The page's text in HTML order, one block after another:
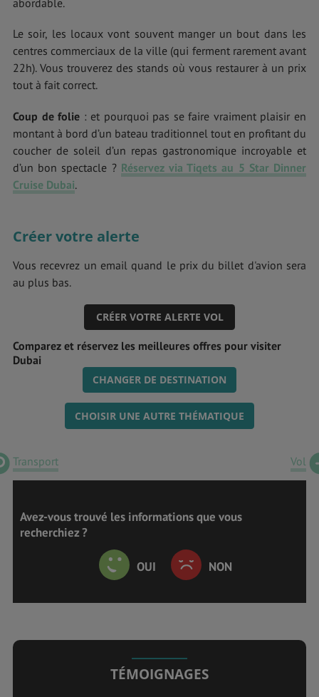
abordable.
Le soir, les locaux vont souvent manger un bout dans les
centres commerciaux de la ville (qui ferment rarement avant
22h). Vous trouverez des stands où vous restaurer à un prix
tout à fait correct.
Coup de folie : et pourquoi pas se faire vraiment plaisir en
montant à bord d’un bateau traditionnel tout en profitant du
coucher de soleil d’un repas gastronomique incroyable et
d’un bon spectacle ? Réservez via Tiqets au 5 Star Dinner
Cruise Dubai.
Créer votre alerte
Vous recevrez un email quand le prix du billet d'avion sera
au plus bas.
CRÉER VOTRE ALERTE VOL
Comparez et réservez les meilleures offres pour visiter
Dubai
CHANGER DE DESTINATION
CHOISIR UNE AUTRE THÉMATIQUE
Transport Vol
Avez-vous trouvé les informations que vous
recherchiez ?
OUI NON
TÉMOIGNAGES